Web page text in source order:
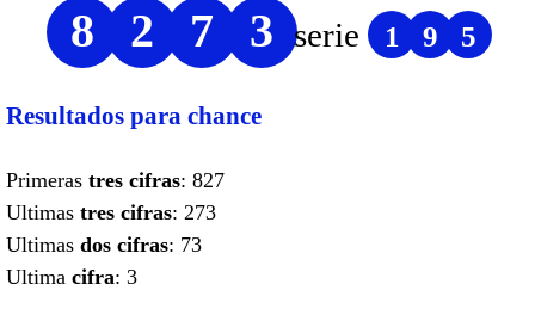
8 2 7 3 serie 1 9 5
Resultados para chance
Primeras tres cifras: 827
Ultimas tres cifras: 273
Ultimas dos cifras: 73
Ultima cifra: 3